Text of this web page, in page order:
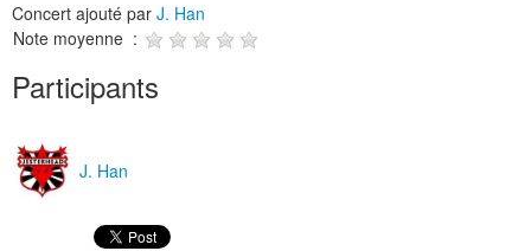
Concert ajouté par J. Han
Note moyenne :
Participants
J. Han